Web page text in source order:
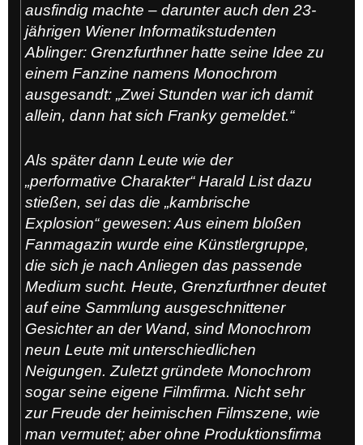
ausfindig machte – darunter auch den 23-
jährigen Wiener Informatikstudenten
Ablinger: Grenzfurthner hatte seine Idee zu
einem Fanzine namens Monochrom
ausgesandt: „Zwei Stunden war ich damit
allein, dann hat sich Franky gemeldet.“
Als später dann Leute wie der
„performative Charakter“ Harald List dazu
stießen, sei das die „kambrische
Explosion“ gewesen: Aus einem bloßen
Fanmagazin wurde eine Künstlergruppe,
die sich je nach Anliegen das passende
Medium sucht. Heute, Grenzfurthner deutet
auf eine Sammlung ausgeschnittener
Gesichter an der Wand, sind Monochrom
neun Leute mit unterschiedlichen
Neigungen. Zuletzt gründete Monochrom
sogar seine eigene Filmfirma. Nicht sehr
zur Freude der heimischen Filmszene, wie
man vermutet; aber ohne Produktionsfirma